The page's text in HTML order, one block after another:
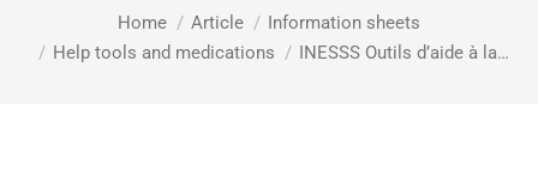
You are here:Home Article
Information sheets
Help tools and medications
INESSS Outils d’aide à la…